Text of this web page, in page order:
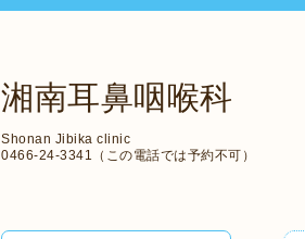
湘南耳鼻咽喉科
Shonan Jibika clinic
0466-24-3341（この電話では予約不可）